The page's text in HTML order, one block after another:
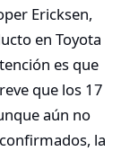
Ericksen,
en Toyota
es que
que los 17
aún no
la